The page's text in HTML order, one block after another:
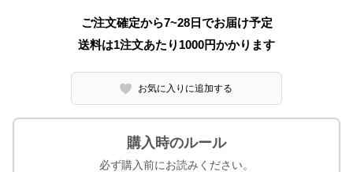
ご注文確定から7~28日でお届け予定
送料は1注文あたり 1000円かかります
お気に入りに追加する
購入時のルール
必ず購入前にお読みください。